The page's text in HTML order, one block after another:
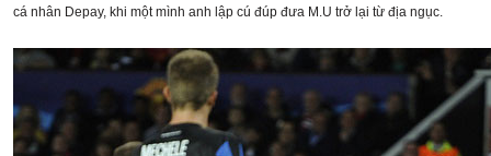
cá nhân Depay, khi một mình anh lập cú đúp đưa M.U trở lại từ địa ngục.